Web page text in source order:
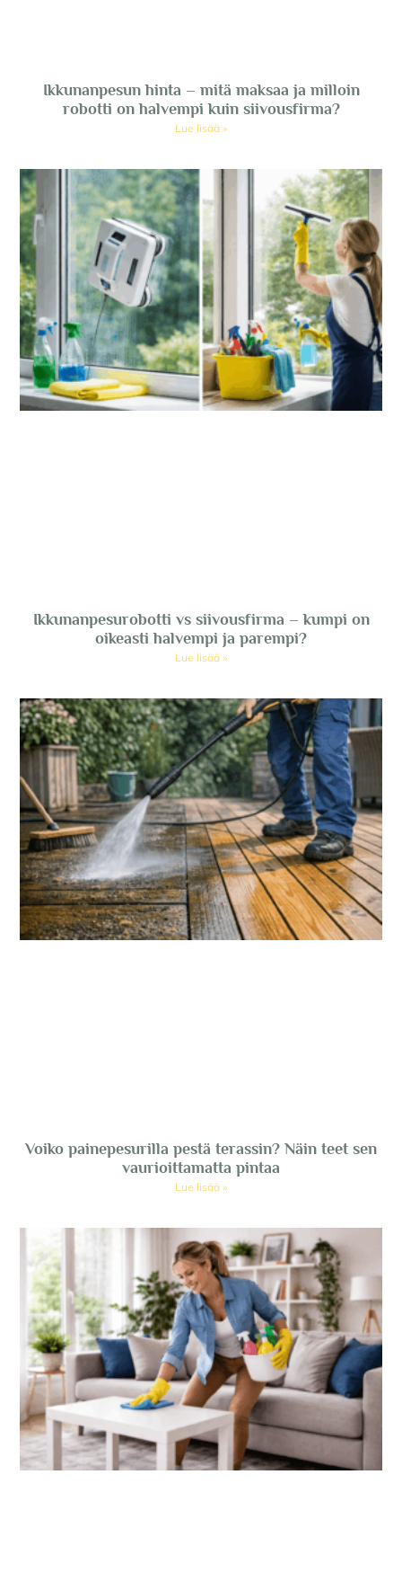
Ikkunanpesun hinta – mitä maksaa ja milloin
robotti on halvempi kuin siivousfirma?
Lue lisää »
Ikkunanpesurobotti vs siivousfirma – kumpi on
oikeasti halvempi ja parempi?
Lue lisää »
Voiko painepesurilla pestä terassin? Näin teet sen
vaurioittamatta pintaa
Lue lisää »